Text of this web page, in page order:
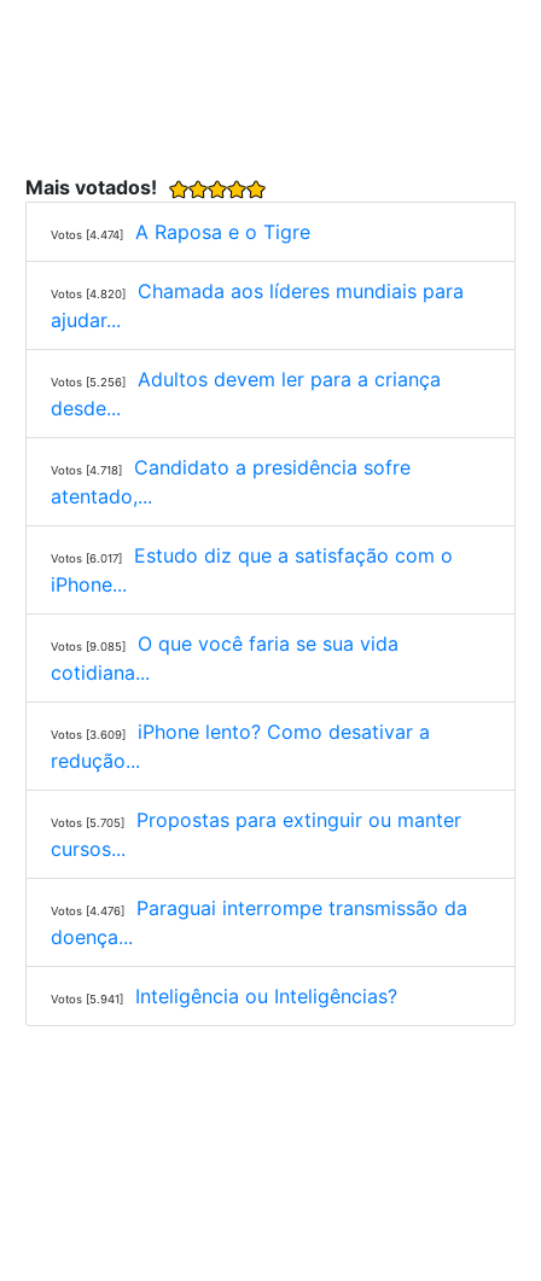
Mais votados!
Votos [4.474] A Raposa e o Tigre
Votos [4.820]
Chamada aos líderes mundiais para
ajudar...
Votos [5.256]
Adultos devem ler para a criança
desde...
Votos [4.718]
Candidato a presidência sofre
atentado,...
Votos [6.017]
Estudo diz que a satisfação com o
iPhone...
Votos [9.085]
O que você faria se sua vida
cotidiana...
Votos [3.609]
iPhone lento? Como desativar a
redução...
Votos [5.705]
Propostas para extinguir ou manter
cursos...
Votos [4.476]
Paraguai interrompe transmissão da
doença...
Votos [5.941] Inteligência ou Inteligências?